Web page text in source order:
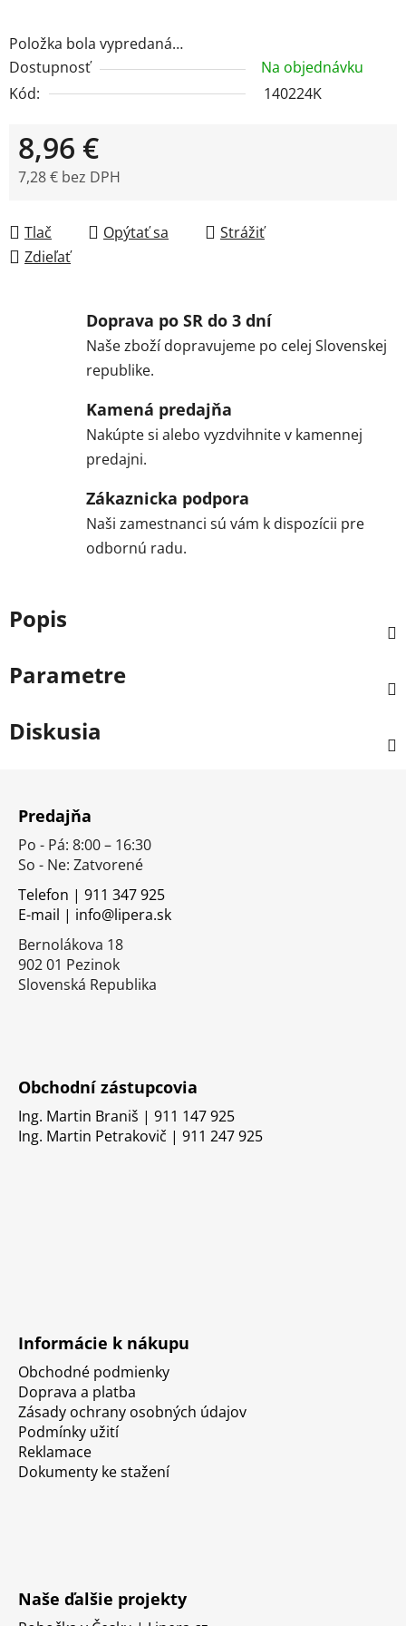
Položka bola vypredaná…
Dostupnosť
Na objednávku
Kód:
140224K
8,96 €
7,28 € bez DPH
Tlač
Opýtať sa
Strážiť
Zdieľať
Doprava po SR do 3 dní
Naše zboží dopravujeme po celej Slovenskej
republike.
Kamená predajňa
Nakúpte si alebo vyzdvihnite v kamennej
predajni.
Zákaznicka podpora
Naši zamestnanci sú vám k dispozícii pre
odbornú radu.
Popis
Parametre
Diskusia
Predajňa
Po - Pá: 8:00 – 16:30
So - Ne: Zatvorené
Telefon | 911 347 925
E-mail | info@lipera.sk
Bernolákova 18
902 01 Pezinok
Slovenská Republika
Obchodní zástupcovia
Ing. Martin Braniš | 911 147 925
Ing. Martin Petrakovič | 911 247 925
Informácie k nákupu
Obchodné podmienky
Doprava a platba
Zásady ochrany osobných údajov
Podmínky užití
Reklamace
Dokumenty ke stažení
Naše ďalšie projekty